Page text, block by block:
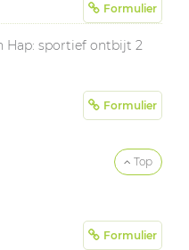
Formulier
Hap: sportief ontbijt 2
Formulier
Formulier
Top